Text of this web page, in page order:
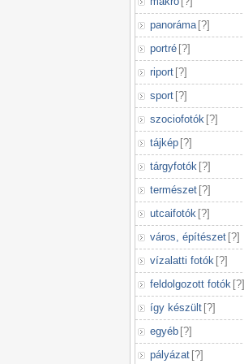
panoráma [?]
portré [?]
riport [?]
sport [?]
szociofotók [?]
tájkép [?]
tárgyfotók [?]
természet [?]
utcaifotók [?]
város, építészet [?]
vízalatti fotók [?]
feldolgozott fotók [?]
így készült [?]
egyéb [?]
pályázat [?]